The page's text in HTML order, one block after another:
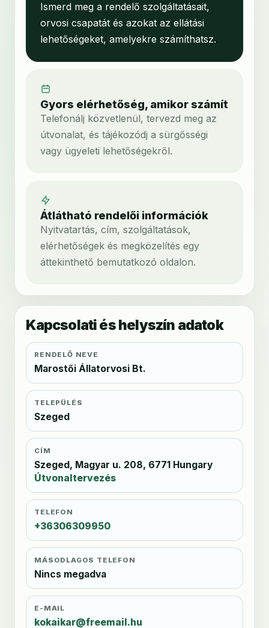
Ismerd meg a rendelő szolgáltatásait,
orvosi csapatát és azokat az ellátási
lehetőségeket, amelyekre számíthatsz.
Gyors elérhetőség, amikor számít
Telefonálj közvetlenül, tervezd meg az
útvonalat, és tájékozódj a sürgősségi
vagy ügyeleti lehetőségekről.
Átlátható rendelői információk
Nyitvatartás, cím, szolgáltatások,
elérhetőségek és megközelítés egy
áttekinthető bemutatkozó oldalon.
Kapcsolati és helyszín adatok
RENDELŐ NEVE
Marostői Állatorvosi Bt.
TELEPÜLÉS
Szeged
CÍM
Szeged, Magyar u. 208, 6771 Hungary
Útvonaltervezés
TELEFON
+36306309950
MÁSODLAGOS TELEFON
Nincs megadva
E-MAIL
kokaikar@freemail.hu